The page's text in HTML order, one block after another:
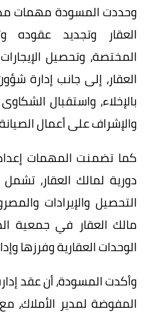
وحددت المسودة مهمات
العقار وتجديد عقوده
المختصة، وتحصيل
العقار، إلى جانب إدارة
بالإخلاء، واستقبال
والإشراف على أعمال
كما تضمنت المهمات
دورية لمالك العقار،
التحصيل والإيرادات
مالك العقار في جمعية
الوحدات العقارية وفرزها
وأكدت المسودة، أن عقد
المفوضة لمدير